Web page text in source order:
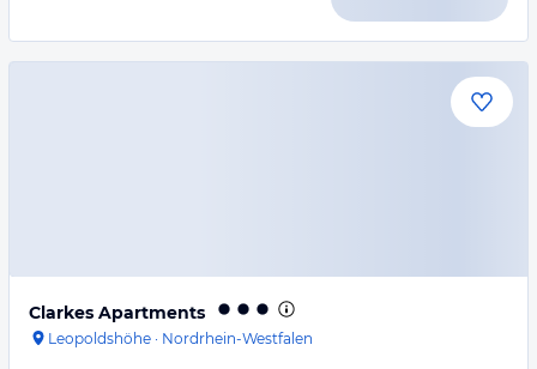
Clarkes Apartments
Leopoldshöhe · Nordrhein-Westfalen